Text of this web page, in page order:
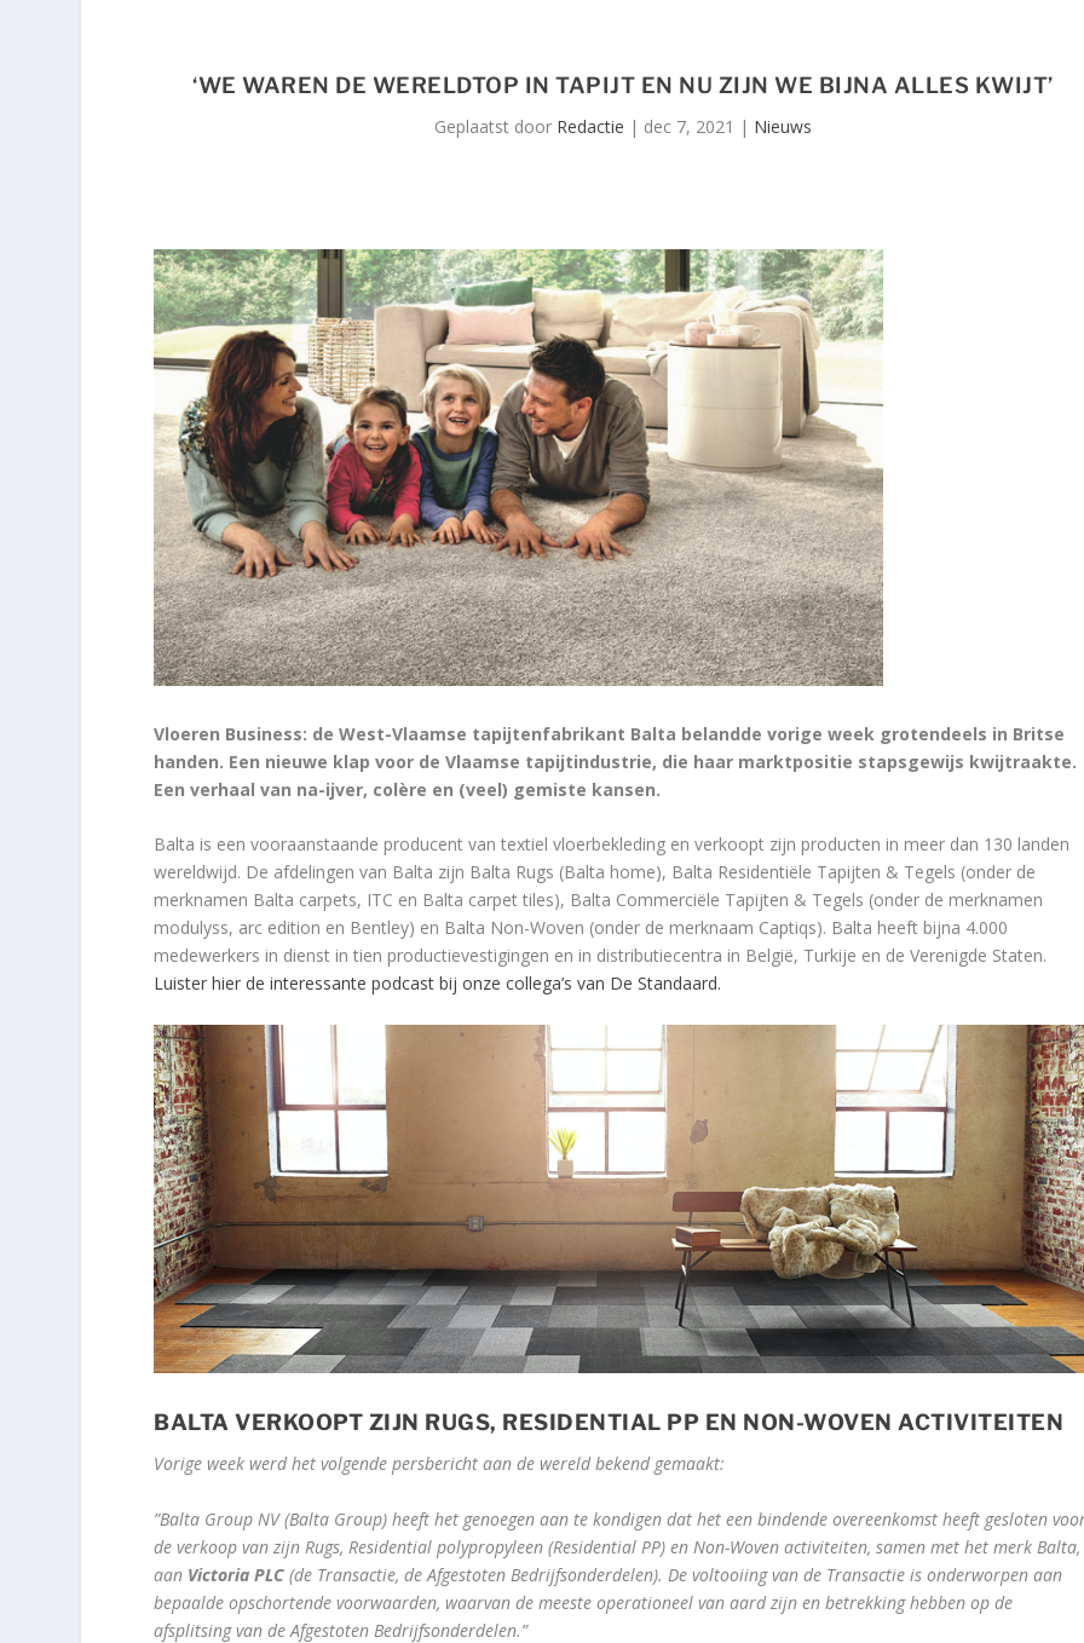
‘WE WAREN DE WERELDTOP IN TAPIJT EN NU ZIJN WE BIJNA ALLES KWIJT’
Geplaatst door Redactie | dec 7, 2021 | Nieuws
Vloeren Business: de West-Vlaamse tapijtenfabrikant Balta belandde vorige week grotendeels in Britse
handen. Een nieuwe klap voor de Vlaamse tapijtindustrie, die haar marktpositie stapsgewijs kwijtraakte.
Een verhaal van na-ijver, colère en (veel) gemiste kansen.
Balta is een vooraanstaande producent van textiel vloerbekleding en verkoopt zijn producten in meer dan 130 landen
wereldwijd. De afdelingen van Balta zijn Balta Rugs (Balta home), Balta Residentiële Tapijten & Tegels (onder de
merknamen Balta carpets, ITC en Balta carpet tiles), Balta Commerciële Tapijten & Tegels (onder de merknamen
modulyss, arc edition en Bentley) en Balta Non-Woven (onder de merknaam Captiqs). Balta heeft bijna 4.000
medewerkers in dienst in tien productievestigingen en in distributiecentra in België, Turkije en de Verenigde Staten.
Luister hier de interessante podcast bij onze collega’s van De Standaard.
BALTA VERKOOPT ZIJN RUGS, RESIDENTIAL PP EN NON-WOVEN ACTIVITEITEN
Vorige week werd het volgende persbericht aan de wereld bekend gemaakt:
”Balta Group NV (Balta Group) heeft het genoegen aan te kondigen dat het een bindende overeenkomst heeft gesloten
de verkoop van zijn Rugs, Residential polypropyleen (Residential PP) en Non-Woven activiteiten, samen met het merk Balta,
aan Victoria PLC (de Transactie, de Afgestoten Bedrijfsonderdelen). De voltooiing van de Transactie is onderworpen aan
bepaalde opschortende voorwaarden, waarvan de meeste operationeel van aard zijn en betrekking hebben op de
afsplitsing van de Afgestoten Bedrijfsonderdelen.”